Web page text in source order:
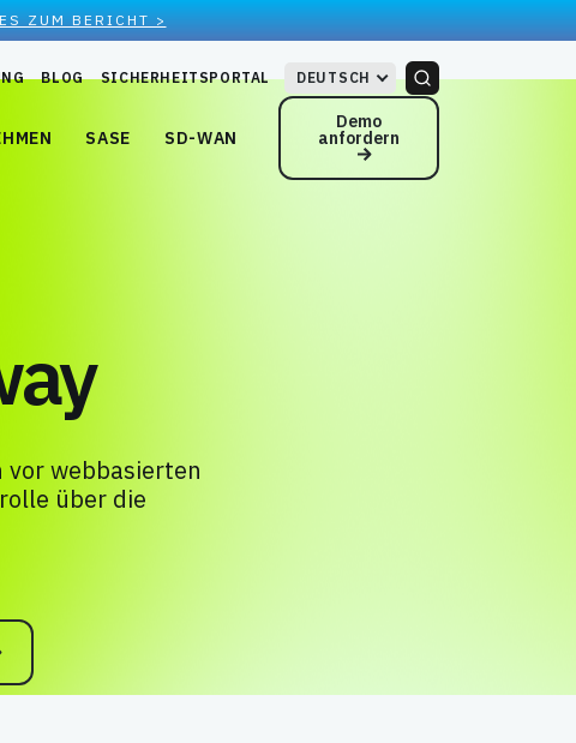
ZUM BERICHT >
BLOG SICHERHEITSPORTAL DEUTSCH
SASE SD-WAN
Demo
anfordern
webbasierten
über die